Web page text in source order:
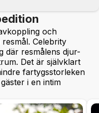
och
Celebrity
där resmålens djur-
Det är självklart
fartygsstorleken
i en intim